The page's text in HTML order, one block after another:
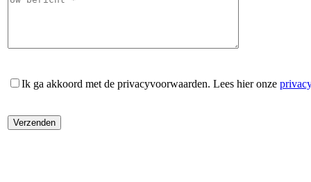
Ik ga akkoord met de privacyvoorwaarden. Lees hier onze